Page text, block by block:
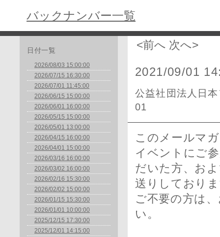
バックナンバー一覧
日付一覧
2026/08/03 15:00:00
2026/07/15 16:30:00
2026/07/01 11:45:00
2026/06/15 15:00:00
2026/06/01 16:00:00
2026/05/15 15:00:00
2026/05/01 13:00:00
2026/04/15 16:00:00
2026/04/01 15:00:00
2026/03/16 16:00:00
2026/03/02 16:00:00
2026/02/16 15:30:00
2026/02/02 15:00:00
2026/01/15 15:30:00
2026/01/01 10:00:00
2025/12/15 17:30:00
2025/12/01 14:15:00
<前へ 次へ>
2021/09/01
公益社団法人日
01
このメールマ
イベントにご
だいた方、お
送りしており
ご不要の方は
い。